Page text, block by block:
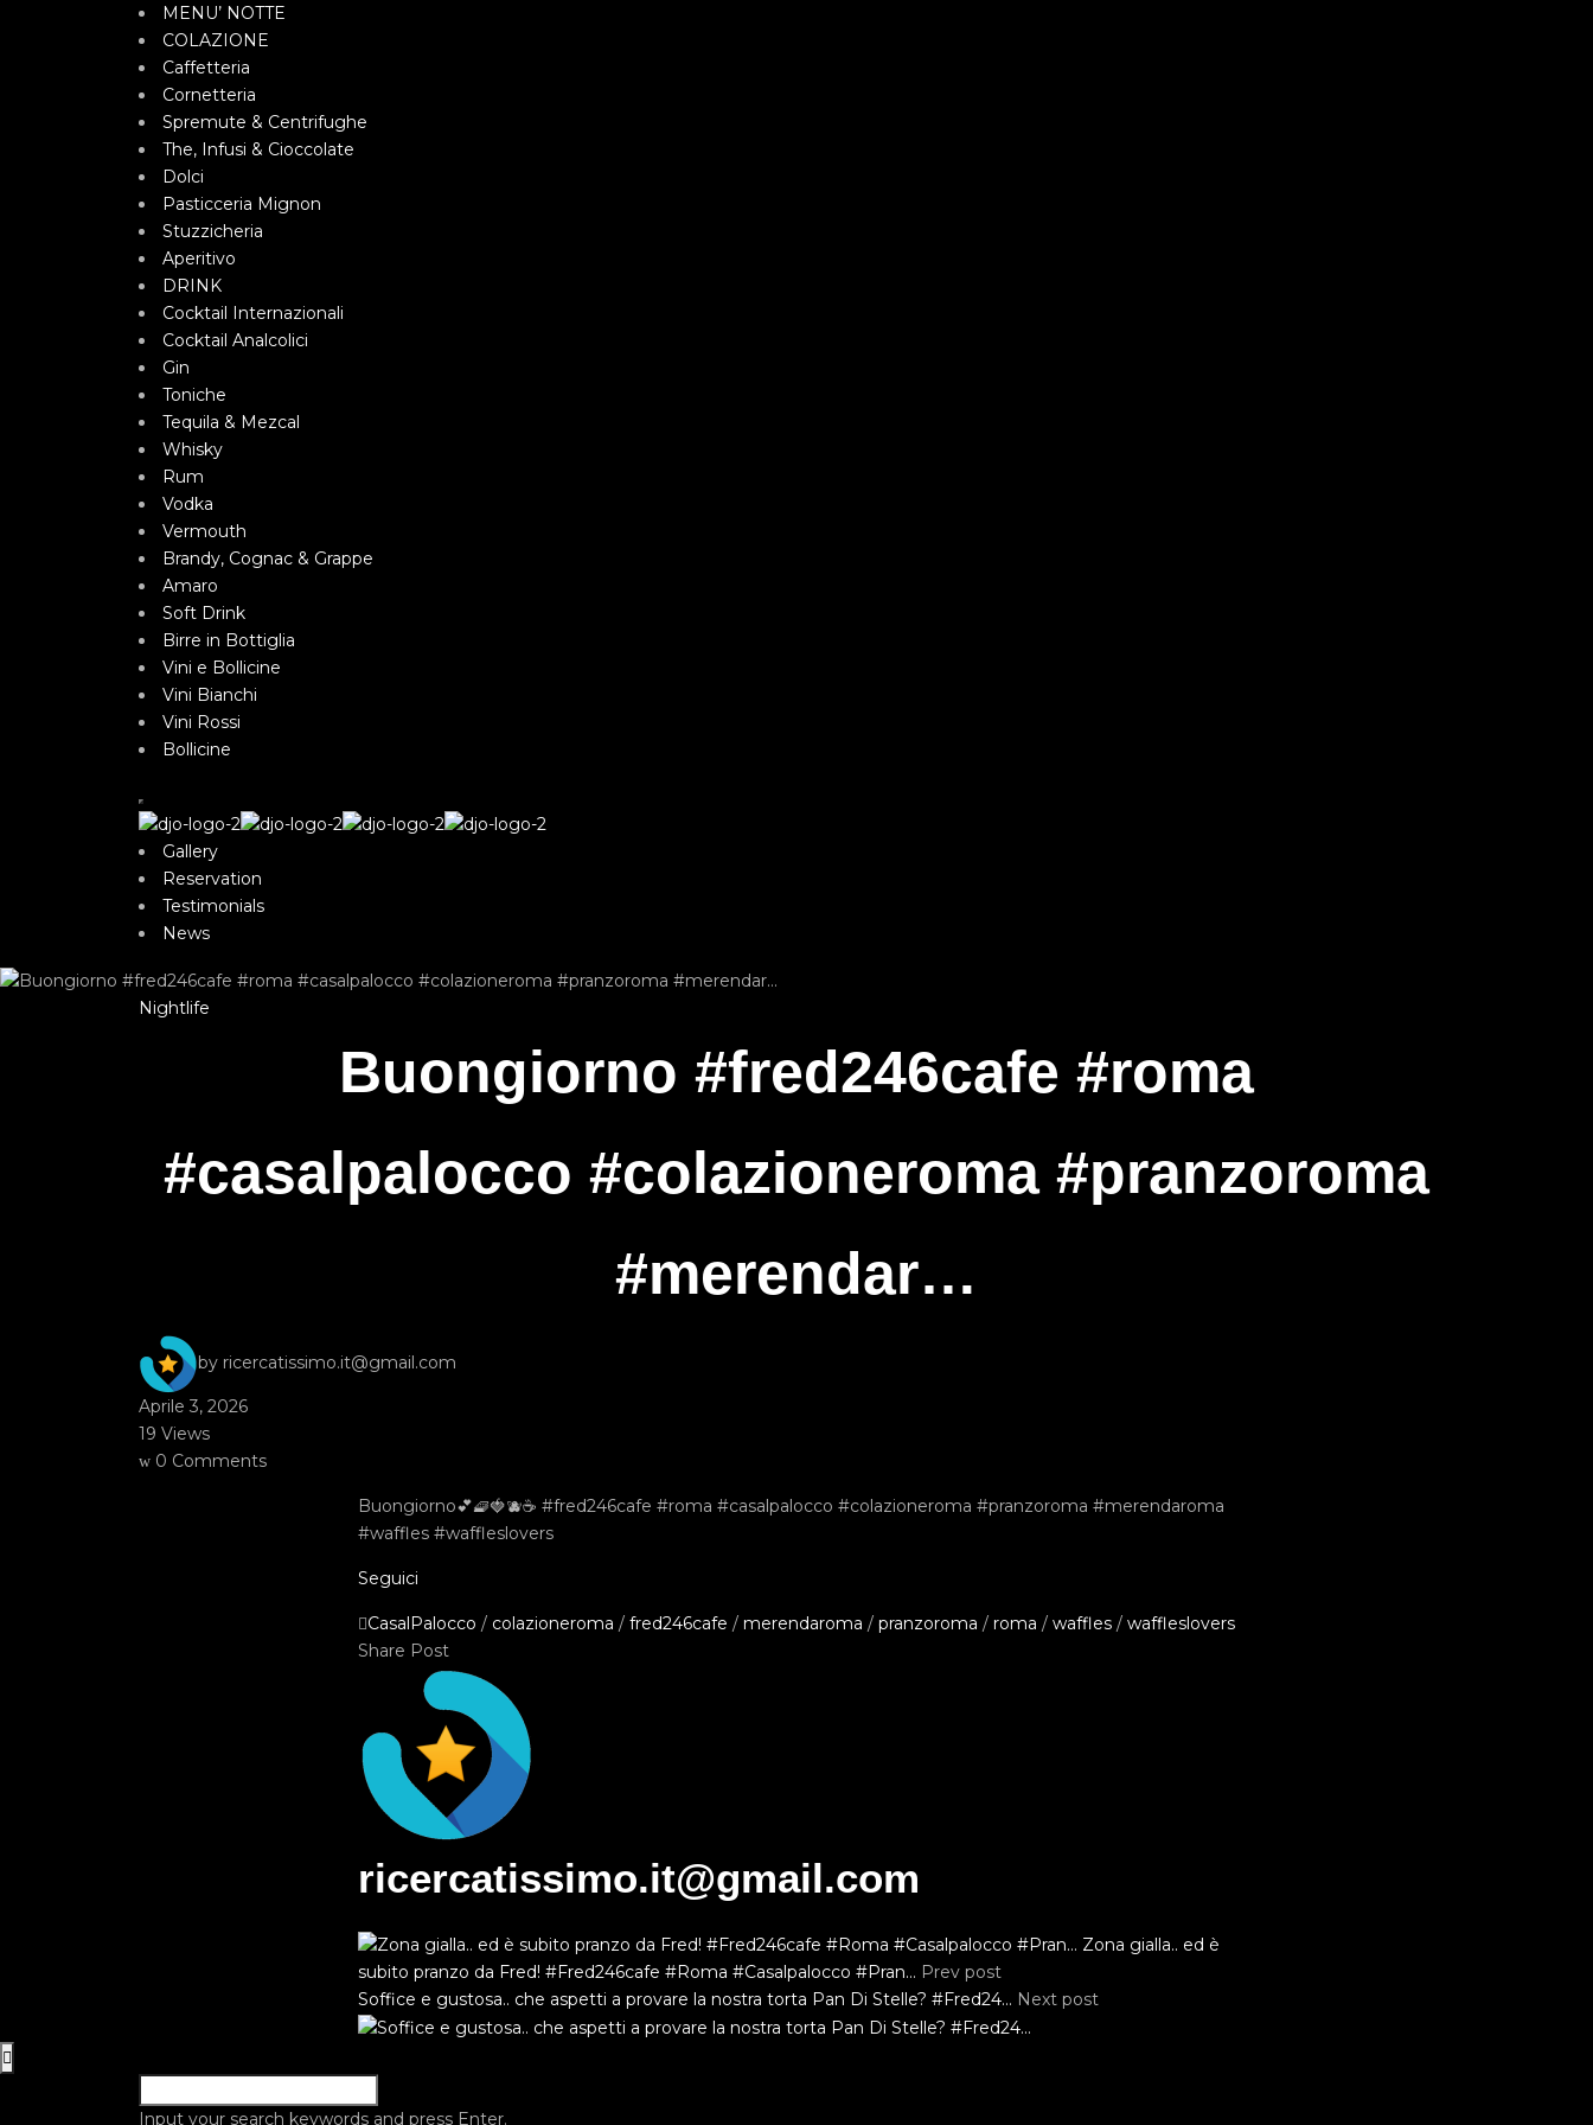
MENU’ NOTTE
COLAZIONE
Caffetteria
Cornetteria
Spremute & Centrifughe
The, Infusi & Cioccolate
Dolci
Pasticceria Mignon
Stuzzicheria
Aperitivo
DRINK
Cocktail Internazionali
Cocktail Analcolici
Gin
Toniche
Tequila & Mezcal
Whisky
Rum
Vodka
Vermouth
Brandy, Cognac & Grappe
Amaro
Soft Drink
Birre in Bottiglia
Vini e Bollicine
Vini Bianchi
Vini Rossi
Bollicine
Gallery
Reservation
Testimonials
News
Nightlife
Buongiorno #fred246cafe #roma
#casalpalocco #colazioneroma #pranzoroma
#merendar…
by ricercatissimo.it@gmail.com
Aprile 3, 2026
19 Views
0 Comments
Buongiorno💕🧇🍓🫐☕️ #fred246cafe #roma #casalpalocco #colazioneroma #pranzoroma #merendaroma
#waffles #waffleslovers
Seguici
CasalPalocco / colazioneroma / fred246cafe / merendaroma / pranzoroma / roma / waffles / waffleslovers
Share Post
ricercatissimo.it@gmail.com
Zona gialla.. ed è
subito pranzo da Fred! #Fred246cafe #Roma #Casalpalocco #Pran… Prev post
Soffice e gustosa.. che aspetti a provare la nostra torta Pan Di Stelle? #Fred24… Next post
Input your search keywords and press Enter.